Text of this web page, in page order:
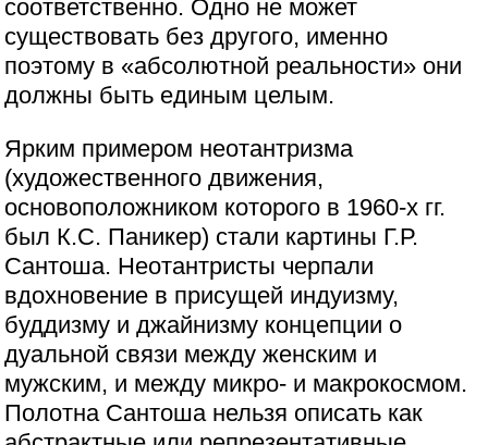
соответственно. Одно не может
существовать без другого, именно
поэтому в «абсолютной реальности» они
должны быть единым целым.
Ярким примером неотантризма
(художественного движения,
основоположником которого в 1960-х гг.
был К.С. Паникер) стали картины Г.Р.
Сантоша. Неотантристы черпали
вдохновение в присущей индуизму,
буддизму и джайнизму концепции о
дуальной связи между женским и
мужским, и между микро- и макрокосмом.
Полотна Сантоша нельзя описать как